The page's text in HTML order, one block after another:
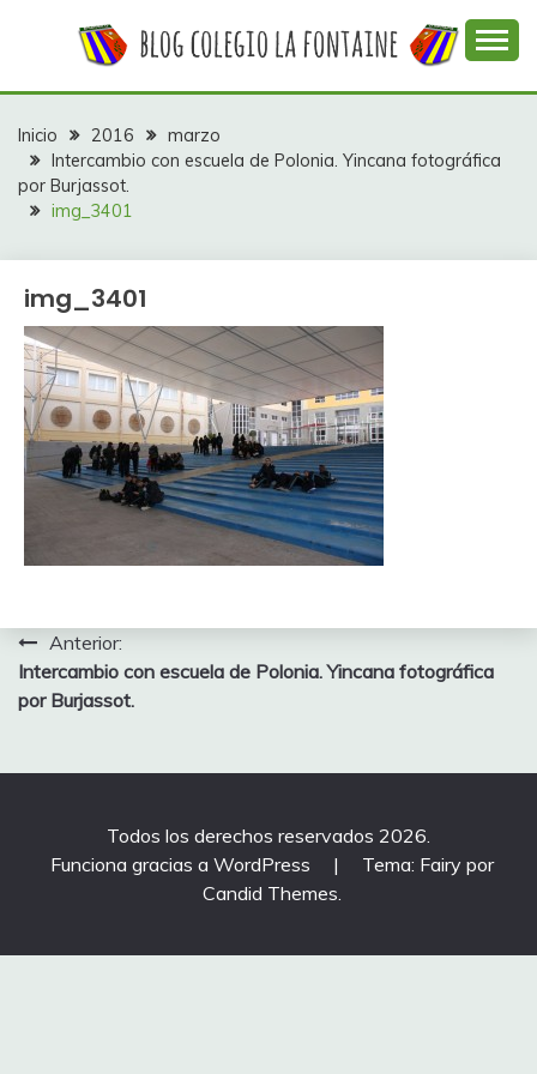
COLEGIO LA
FONTAINE
colegio La Fontaine
Inicio 2016
marzo
Intercambio con escuela de Polonia. Yincana fotográfica
por Burjassot.
img_3401
img_3401
Navegación
de
Anterior:
Intercambio con escuela de Polonia. Yincana fotográfica
por Burjassot.
Todos los derechos reservados 2026.
Funciona gracias a WordPress
|
Tema: Fairy por
Candid Themes